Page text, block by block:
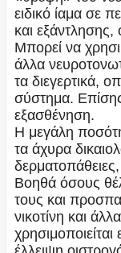
ειδικό ίαμα σε
και εξάντλησης,
Μπορεί να
άλλα
τα διεγερτικά,
σύστημα. Επίσης
εξασθένηση.
Η μεγάλη
τα άχυρα
δερματοπάθειες,
Βοηθά όσους
τους και
νικοτίνη και